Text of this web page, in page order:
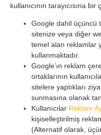
kullanıcının tarayıcısına bir
Google dahil üçüncü
sitenize veya diğer
temel alan reklamlar
kullanmaktadır.
Google’ın reklam
ortaklarının
sitelere yaptıkları
sunmasına olanak
Kullanıcılar Reklam
kişiselleştirilmiş
(Alternatif olarak,